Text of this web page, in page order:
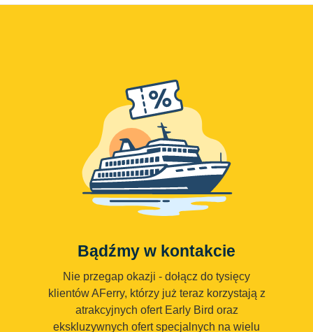
Bądźmy w kontakcie
Nie przegap okazji - dołącz do tysięcy
klientów AFerry, którzy już teraz korzystają z
atrakcyjnych ofert Early Bird oraz
ekskluzywnych ofert specjalnych na wielu